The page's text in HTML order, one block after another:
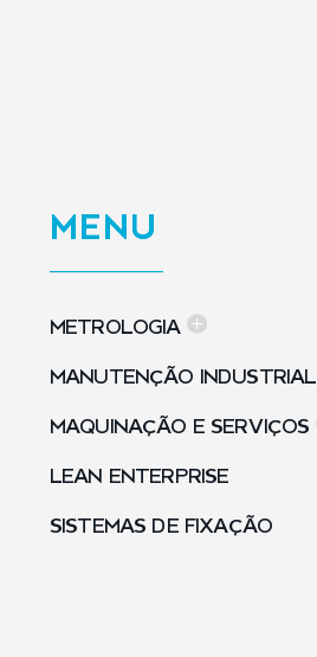
MENU
METROLOGIA
MANUTENÇÃO INDUSTRIAL
MAQUINAÇÃO E SERVIÇOS
LEAN ENTERPRISE
SISTEMAS DE FIXAÇÃO